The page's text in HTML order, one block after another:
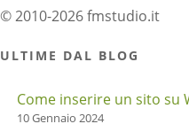
© 2010-2026 fmstudio.it
ULTIME DAL BLOG
Come inserire un sito su
10 Gennaio 2024